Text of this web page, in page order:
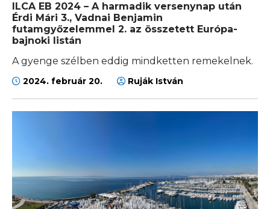
ILCA EB 2024 – A harmadik versenynap után
Érdi Mári 3., Vadnai Benjamin
futamgyőzelemmel 2. az összetett Európa-
bajnoki listán
A gyenge szélben eddig mindketten remekelnek.
2024. február 20. Ruják István